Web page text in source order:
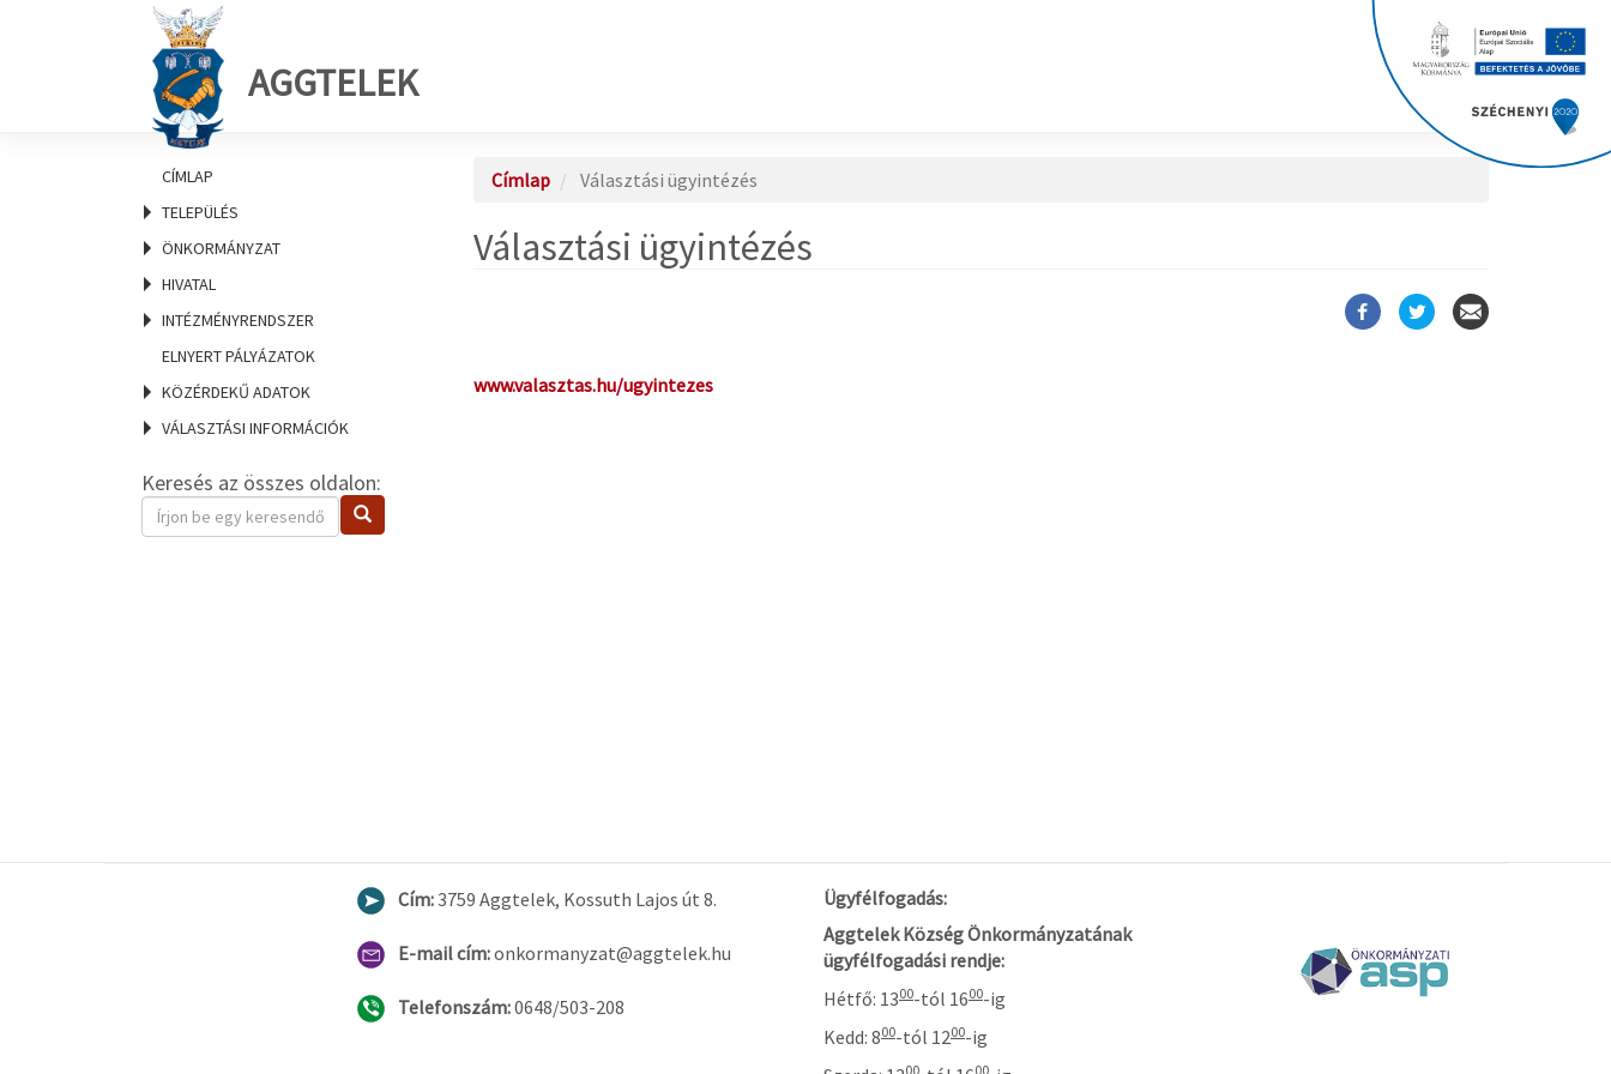
AGGTELEK
CÍMLAP
TELEPÜLÉS
ÖNKORMÁNYZAT
HIVATAL
INTÉZMÉNYRENDSZER
ELNYERT PÁLYÁZATOK
KÖZÉRDEKŰ ADATOK
VÁLASZTÁSI INFORMÁCIÓK
Keresés az összes oldalon:
Keresendő
kifejezés
Keresés
Címlap Választási ügyintézés
Választási ügyintézés
www.valasztas.hu/ugyintezes
Cím:3759 Aggtelek, Kossuth Lajos út 8.
E-mail cím:onkormanyzat@aggtelek.hu
Telefonszám:0648/503-208
Ügyfélfogadás:
Aggtelek Község Önkormányzatának
ügyfélfogadási rendje:
Hétfő: 1300-tól 1600-ig
Kedd: 800-tól 1200-ig
00 00